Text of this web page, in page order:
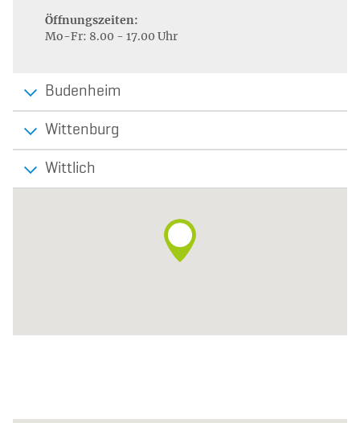
Öffnungszeiten:
Mo-Fr: 8.00 - 17.00 Uhr
Budenheim
Wittenburg
Wittlich